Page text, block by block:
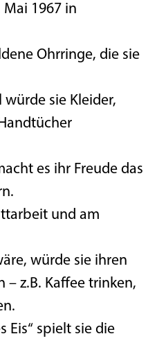
Mai 1967 in
Ohrringe, die sie
sie Kleider,
es ihr Freude das
und am
würde sie ihren
z.B. Kaffee trinken,
Eis“ spielt sie die